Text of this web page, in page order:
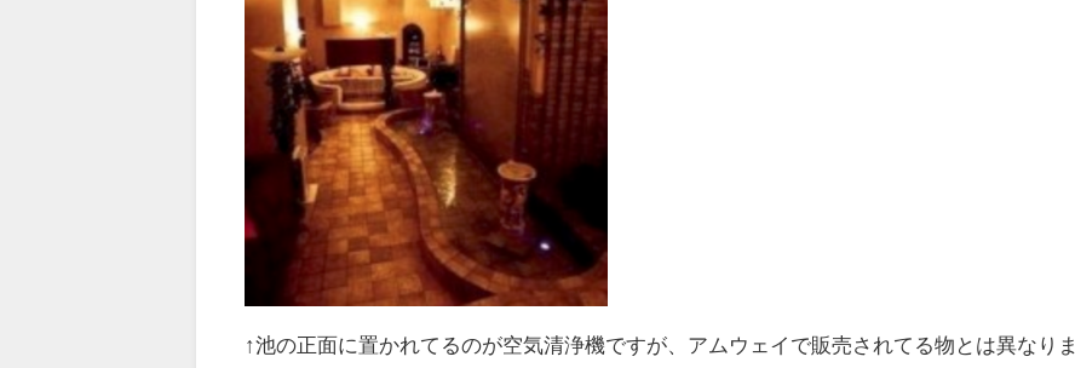
↑池の正面に置かれてるのが空気清浄機ですが、アムウェイで販売されてる物とは異なりま